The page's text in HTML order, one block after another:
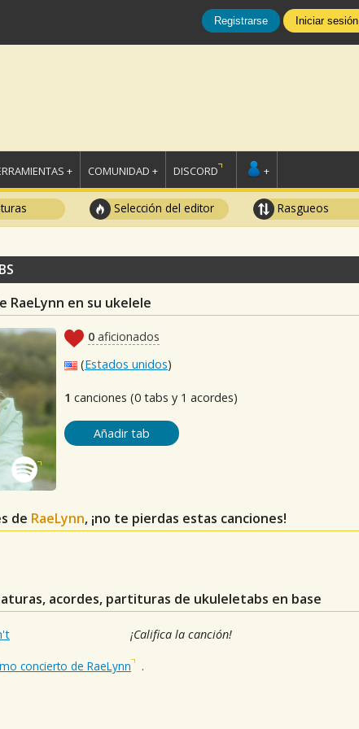
Registrarse Iniciar sesión
+ COMUNIDAD + DISCORD +
Selección del editor Rasgueos
RaeLynn en su ukelele
0 aficionados
(Estados unidos)
1 canciones (0 tabs y 1 acordes)
Añadir tab
de RaeLynn, ¡no te pierdas estas canciones!
acordes, partituras de ukuleletabs en base
¡Califica la canción!
concierto de RaeLynn .